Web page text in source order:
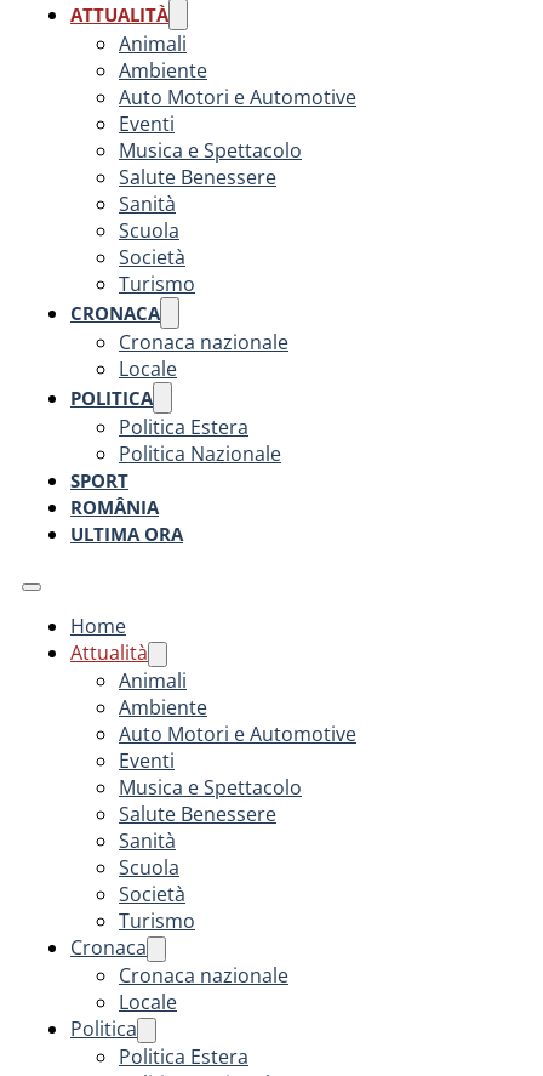
ATTUALITÀ
Animali
Ambiente
Auto Motori e Automotive
Eventi
Musica e Spettacolo
Salute Benessere
Sanità
Scuola
Società
Turismo
CRONACA
Cronaca nazionale
Locale
POLITICA
Politica Estera
Politica Nazionale
SPORT
ROMÂNIA
ULTIMA ORA
Home
Attualità
Animali
Ambiente
Auto Motori e Automotive
Eventi
Musica e Spettacolo
Salute Benessere
Sanità
Scuola
Società
Turismo
Cronaca
Cronaca nazionale
Locale
Politica
Politica Estera